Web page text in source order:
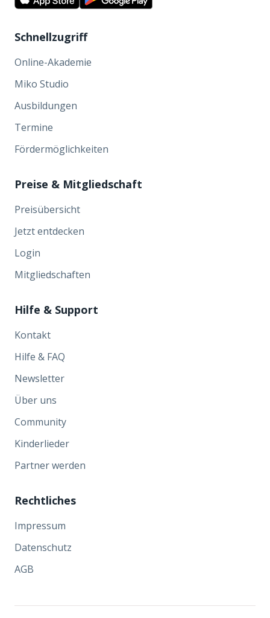
Schnellzugriff
Online-Akademie
Miko Studio
Ausbildungen
Termine
Fördermöglichkeiten
Preise & Mitgliedschaft
Preisübersicht
Jetzt entdecken
Login
Mitgliedschaften
Hilfe & Support
Kontakt
Hilfe & FAQ
Newsletter
Über uns
Community
Kinderlieder
Partner werden
Rechtliches
Impressum
Datenschutz
AGB